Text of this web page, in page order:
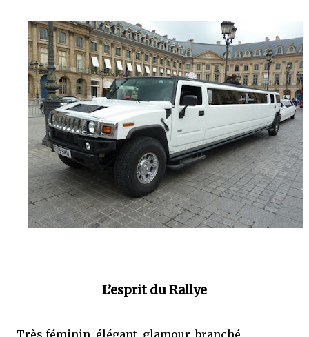
L’esprit du Rallye
Très féminin, élégant, glamour, branché,